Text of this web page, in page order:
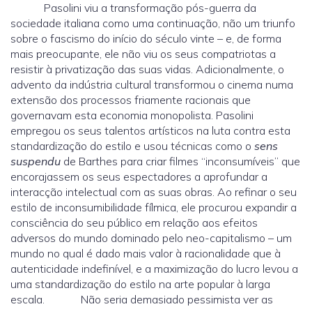
Pasolini viu a transformação pós-guerra da
sociedade italiana como uma continuação, não um triunfo
sobre o fascismo do início do século vinte – e, de forma
mais preocupante, ele não viu os seus compatriotas a
resistir à privatização das suas vidas. Adicionalmente, o
advento da indústria cultural transformou o cinema numa
extensão dos processos friamente racionais que
governavam esta economia monopolista. Pasolini
empregou os seus talentos artísticos na luta contra esta
standardização do estilo e usou técnicas como o sens
suspendu de Barthes para criar filmes “inconsumíveis” que
encorajassem os seus espectadores a aprofundar a
interacção intelectual com as suas obras. Ao refinar o seu
estilo de inconsumibilidade fílmica, ele procurou expandir a
consciência do seu público em relação aos efeitos
adversos do mundo dominado pelo neo-capitalismo – um
mundo no qual é dado mais valor à racionalidade que à
autenticidade indefinível, e a maximização do lucro levou a
uma standardização do estilo na arte popular à larga
escala. Não seria demasiado pessimista ver as